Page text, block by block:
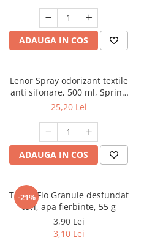
ADAUGA IN COS
Lenor Spray odorizant textile
anti sifonare, 500 ml, Spring
Awakening
25,20 Lei
ADAUGA IN COS
-21%
Tub.O.Flo Granule desfundat
tevi, apa fierbinte, 55 g
3,90 Lei
3,10 Lei